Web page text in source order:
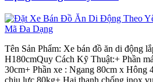
Tên Sản Phẩm: Xe bán đồ ăn di động
H180cmQuy Cách Kỹ Thuật:+ Phần
30cm+ Phần xe : Ngang 80cm x Hông